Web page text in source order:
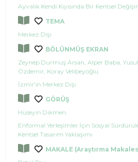
Ayvalık Kendi Kıyısında Bir Kentsel
TEMA
Merkez Dışı
BÖLÜNMÜŞ EKRAN
Zeynep Durmuş Arsan, Alper Baba,
Özdemir, Koray Velibeyoğlu
İzmir'in Merkez Dışı
GÖRÜŞ
Hüseyin Dikmen
Enformal Yerleşimler İçin Sosyal
Kentsel Tasarım Yaklaşımı
MAKALE (Araştırma